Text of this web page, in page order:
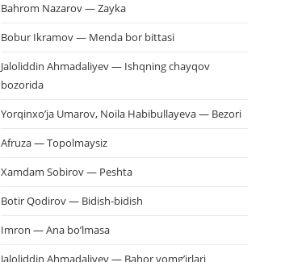
Bahrom Nazarov — Zayka
Bobur Ikramov — Menda bor bittasi
Jaloliddin Ahmadaliyev — Ishqning chayqov
bozorida
Yorqinxo’ja Umarov, Noila Habibullayeva — Bezori
Afruza — Topolmaysiz
Xamdam Sobirov — Peshta
Botir Qodirov — Bidish-bidish
Imron — Ana bo’lmasa
Jaloliddin Ahmadaliyev — Bahor yomg’irlari